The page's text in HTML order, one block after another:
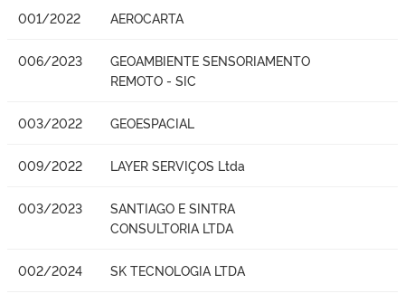
001/2022 AEROCARTA
006/2023
GEOAMBIENTE SENSORIAMENTO
REMOTO - SIC
003/2022 GEOESPACIAL
009/2022 LAYER SERVIÇOS Ltda
003/2023
SANTIAGO E SINTRA
CONSULTORIA LTDA
002/2024 SK TECNOLOGIA LTDA